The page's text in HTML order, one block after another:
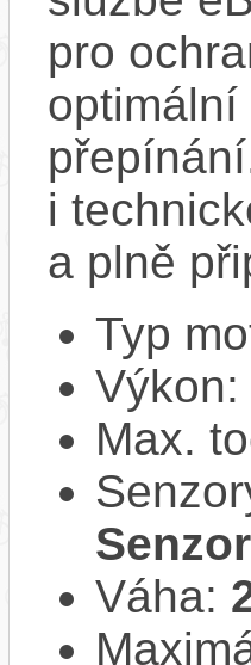
pro
i
a plně
Typ
Výkon:
Max.
Váha: